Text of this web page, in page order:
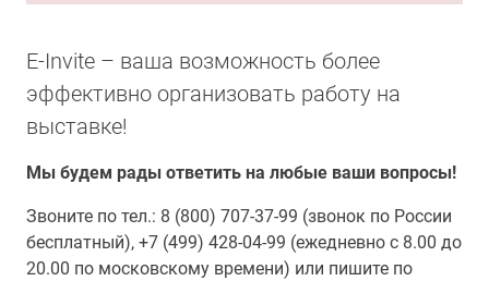
E-Invite – ваша возможность более
эффективно организовать работу на
выставке!
Мы будем рады ответить на любые ваши вопросы!
Звоните по тел.: 8 (800) 707-37-99 (звонок по России
бесплатный), +7 (499) 428-04-99 (ежедневно с 8.00 до
20.00 по московскому времени) или пишите по